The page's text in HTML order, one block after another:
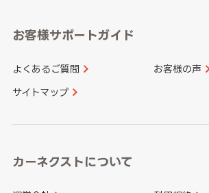
愛知県
和歌山県
山口県
香川県 愛媛県
長崎県
大分県 宮崎県
お客様サポートガイド
よくあるご質問 お客様の声
サイトマップ
カーネクストについて